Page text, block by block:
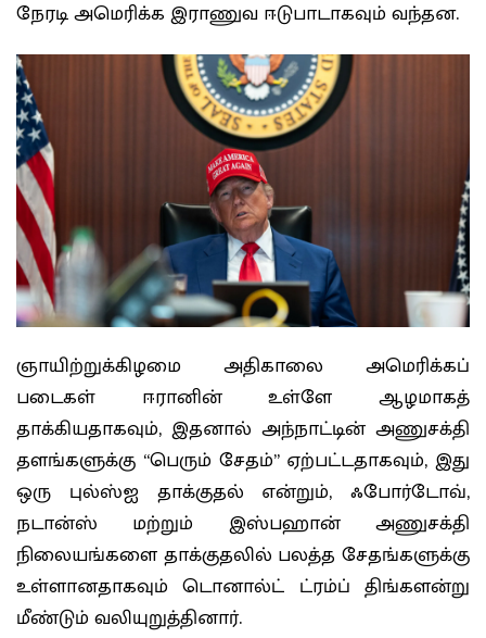
நேரடி அமெரிக்க இராணுவ ஈடுபாடாகவும் வந்தன.
ஞாயிற்றுக்கிழமை அதிகாலை அமெரிக்கப்
படைகள் ஈரானின் உள்ளே ஆழமாகத்
தாக்கியதாகவும், இதனால் அந்நாட்டின் அணுசக்தி
தளங்களுக்கு “பெரும் சேதம்” ஏற்பட்டதாகவும், இது
ஒரு புல்ஸ்ஐ தாக்குதல் என்றும், ஃபோர்டோவ்,
நடான்ஸ் மற்றும் இஸ்பஹான் அணுசக்தி
நிலையங்களை தாக்குதலில் பலத்த சேதங்களுக்கு
உள்ளானதாகவும் டொனால்ட் ட்ரம்ப் திங்களன்று
மீண்டும் வலியுறுத்தினார்.